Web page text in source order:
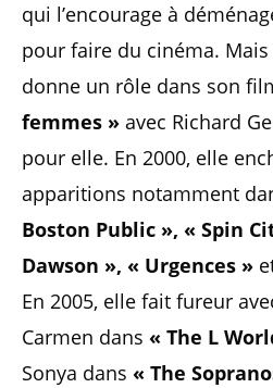
qui l’encourage à
pour faire du cinéma.
donne un rôle dans son
femmes » avec Richard
pour elle. En 2000, elle
apparitions notamment
Boston Public », « Spin
Dawson », « Urgences »
En 2005, elle fait fureur
Carmen dans « The L
Sonya dans « The